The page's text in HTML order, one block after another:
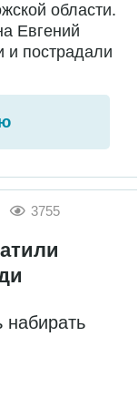
области.
Евгений
и пострадали
3755